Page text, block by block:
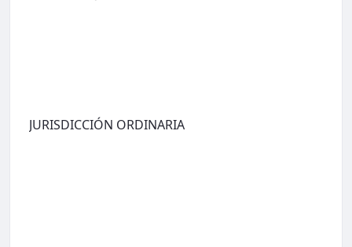
JURISDICCIÓN ORDINARIA